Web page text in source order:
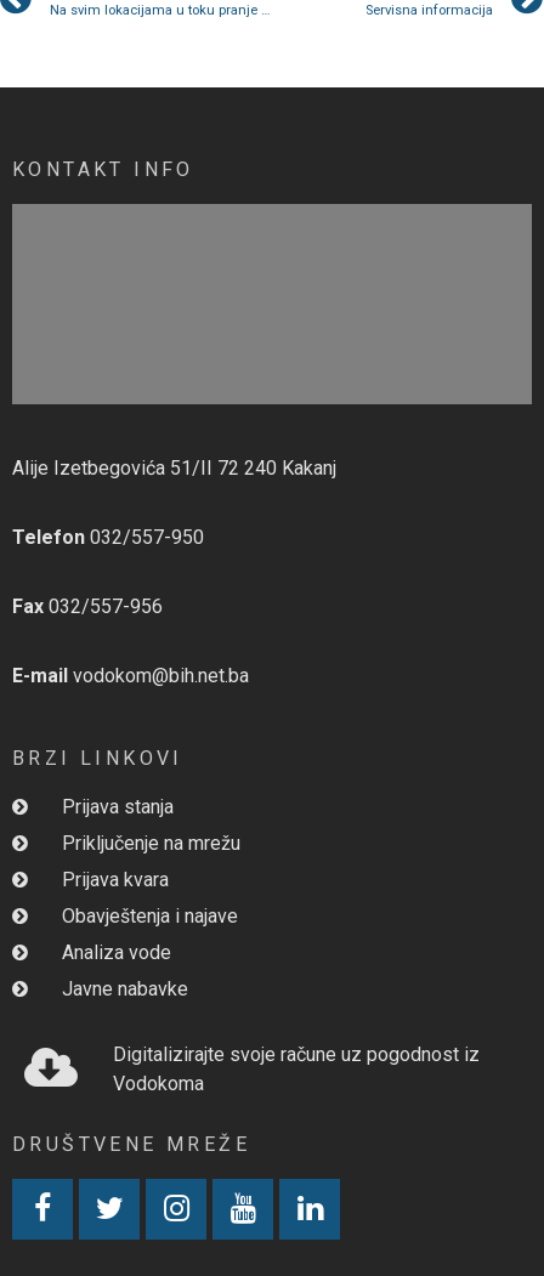
Na svim lokacijama u toku pranje polu-podzemnih i podzemnih kontejnera Servisna informacija
KONTAKT INFO
Alije Izetbegovića 51/II 72 240 Kakanj
Telefon 032/557-950
Fax 032/557-956
E-mail vodokom@bih.net.ba
BRZI LINKOVI
Prijava stanja
Priključenje na mrežu
Prijava kvara
Obavještenja i najave
Analiza vode
Javne nabavke
Digitalizirajte svoje račune uz pogodnost iz
Vodokoma
DRUŠTVENE MREŽE